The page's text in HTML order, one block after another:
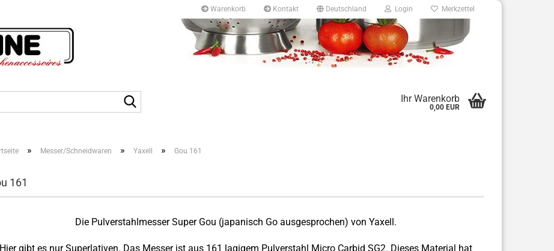
Warenkorb Kontakt Deutschland Login Merkzettel
Ihr Warenkorb
0,00 EUR
» Messer/Schneidwaren » Yaxell » Gou 161
161
Die Pulverstahlmesser Super Gou (japanisch Go ausgesprochen) von Yaxell.
Hier gibt es nur Superlativen. Das Messer ist aus 161 lagigem Pulverstahl Micro Carbid SG2. Dieses Material hat